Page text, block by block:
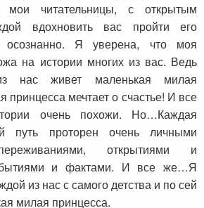
мои читательницы, с открытым
вдохновить вас пройти его
осознанно. Я уверена, что моя
на истории многих из вас. Ведь
нас живет маленькая милая
принцесса мечтает о счастье! И все
очень похожи. Но…Каждая
путь проторен очень личными
открытиями и
и фактами. И все же…Я
из нас с самого детства и по сей
милая принцесса.